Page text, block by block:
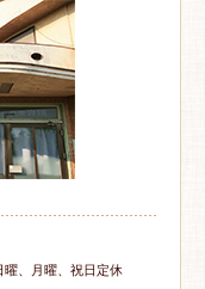
、月曜、祝日定休